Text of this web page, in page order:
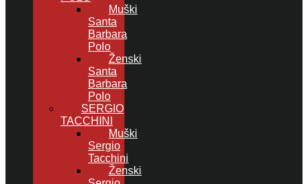
Muški
Santa
Barbara
Polo
Ženski
Santa
Barbara
Polo
SERGIO
TACCHINI
Muški
Sergio
Tacchini
Ženski